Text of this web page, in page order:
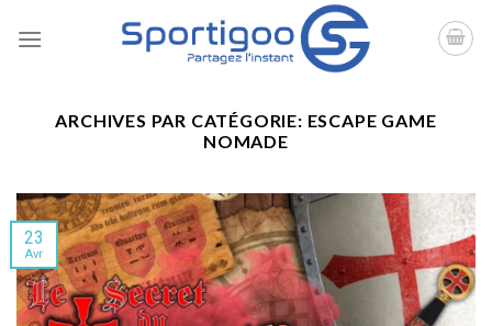
ARCHIVES PAR CATÉGORIE: ESCAPE GAME
NOMADE
23
Avr